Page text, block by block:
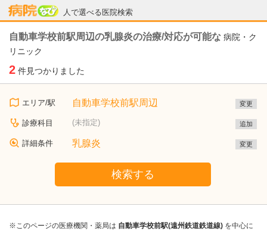
人で選べる医院検索
病院なび
自動車学校前駅周辺の乳腺炎の治療/対応が可能な 病院・ク
リニック
2 件見つかりました
エリア/駅 自動車学校前駅周辺 変更
診療科目 (未指定) 追加
詳細条件 乳腺炎 変更
検索する
※このページの医療機関・薬局は 自動車学校前駅(遠州鉄道鉄道線) を中心に